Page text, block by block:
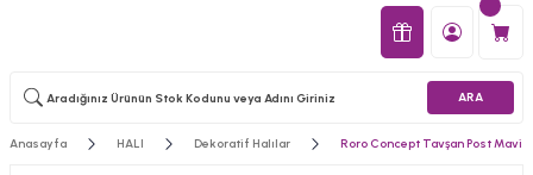
ARA
Anasayfa HALI Dekoratif Halılar Roro Concept Tavşan Post Mavi